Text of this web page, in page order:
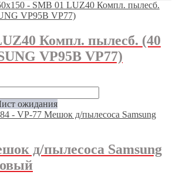
Компл. пылесб. (40
VP95B VP77)
ожидания
д/пылесоса Samsung